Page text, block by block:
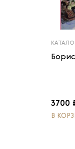
3700
В